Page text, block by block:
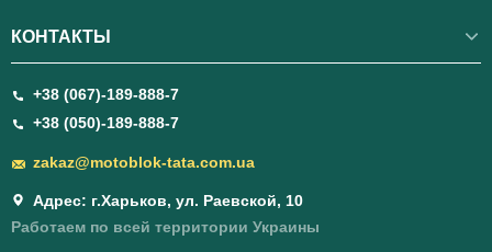
КОНТАКТЫ
+38 (067)-189-888-7
+38 (050)-189-888-7
zakaz@motoblok-tata.com.ua
Адрес: г.Харьков, ул. Раевской, 10
Работаем по всей территории Украины